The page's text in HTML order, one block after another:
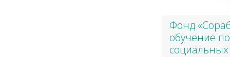
Фонд
обучение